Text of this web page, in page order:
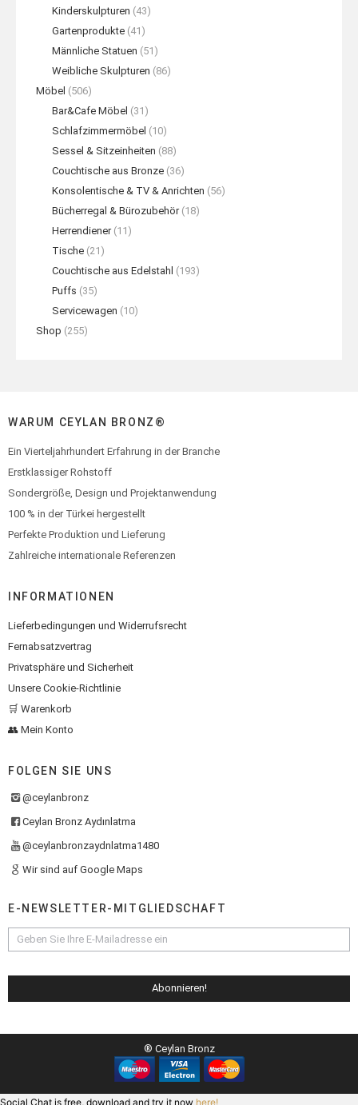
Kinderskulpturen (43)
Gartenprodukte (41)
Männliche Statuen (51)
Weibliche Skulpturen (86)
Möbel (506)
Bar&Cafe Möbel (31)
Schlafzimmermöbel (10)
Sessel & Sitzeinheiten (88)
Couchtische aus Bronze (36)
Konsolentische & TV & Anrichten (56)
Bücherregal & Bürozubehör (18)
Herrendiener (11)
Tische (21)
Couchtische aus Edelstahl (193)
Puffs (35)
Servicewagen (10)
Shop (255)
WARUM CEYLAN BRONZ®
Ein Vierteljahrhundert Erfahrung in der Branche
Erstklassiger Rohstoff
Sondergröße, Design und Projektanwendung
100 % in der Türkei hergestellt
Perfekte Produktion und Lieferung
Zahlreiche internationale Referenzen
INFORMATIONEN
Lieferbedingungen und Widerrufsrecht
Fernabsatzvertrag
Privatsphäre und Sicherheit
Unsere Cookie-Richtlinie
🛒 Warenkorb
👥 Mein Konto
FOLGEN SIE UNS
@ceylanbronz
Ceylan Bronz Aydınlatma
@ceylanbronzaydnlatma1480
Wir sind auf Google Maps
E-NEWSLETTER-MITGLIEDSCHAFT
® Ceylan Bronz
Social Chat is free, download and try it now here!